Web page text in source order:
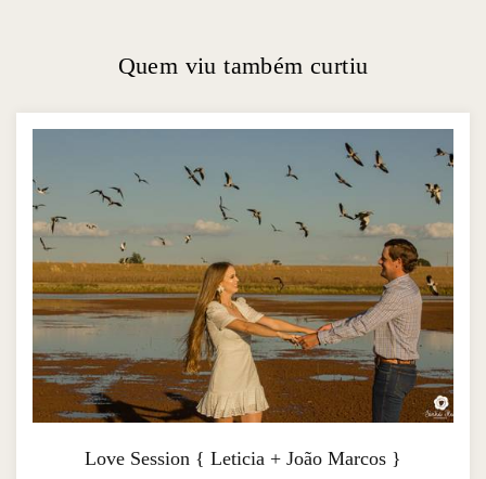
Quem viu também curtiu
Love Session { Leticia + João Marcos }